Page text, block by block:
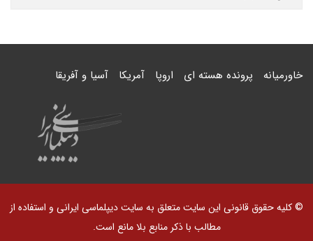
خاورمیانه پرونده هسته ای اروپا آمریکا آسیا و آفریقا
© کلیه حقوق قانونی این سایت متعلق به سایت دیپلماسی ایرانی و استفاده از
مطالب با ذکر منابع بلا مانع است.